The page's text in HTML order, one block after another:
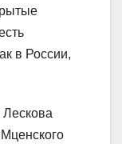
в России,